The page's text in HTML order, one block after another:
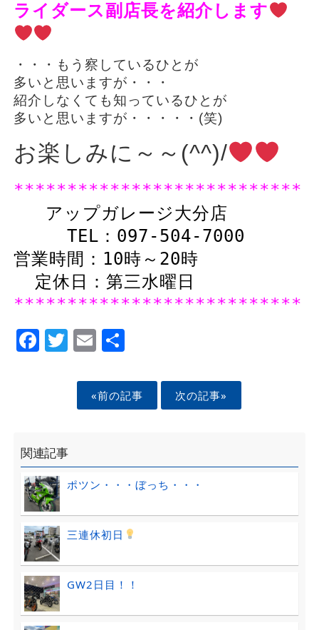
ライダース副店長を紹介します
・・・もう察しているひとが
多いと思いますが・・・
紹介しなくても知っているひとが
多いと思いますが・・・・・(笑)
お楽しみに～～(^^)/
***************************
アップガレージ大分店
TEL：097-504-7000
営業時間：10時～20時
定休日：第三水曜日
***************************
Facebook
Twitter
EmailShare
«前の記事 次の記事»
関連記事
ポツン・・・ぼっち・・・
三連休初日
GW2日目！！